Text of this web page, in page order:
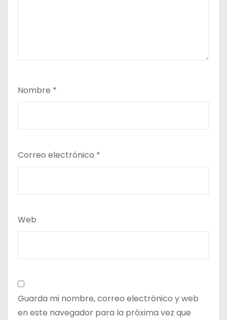
Nombre *
Correo electrónico *
Web
Guarda mi nombre, correo electrónico y web
en este navegador para la próxima vez que